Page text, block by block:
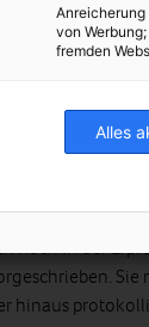
Miele
innerhalb
sind. Die
ist. Die
noch in der
hinaus
von
fremden
Alles